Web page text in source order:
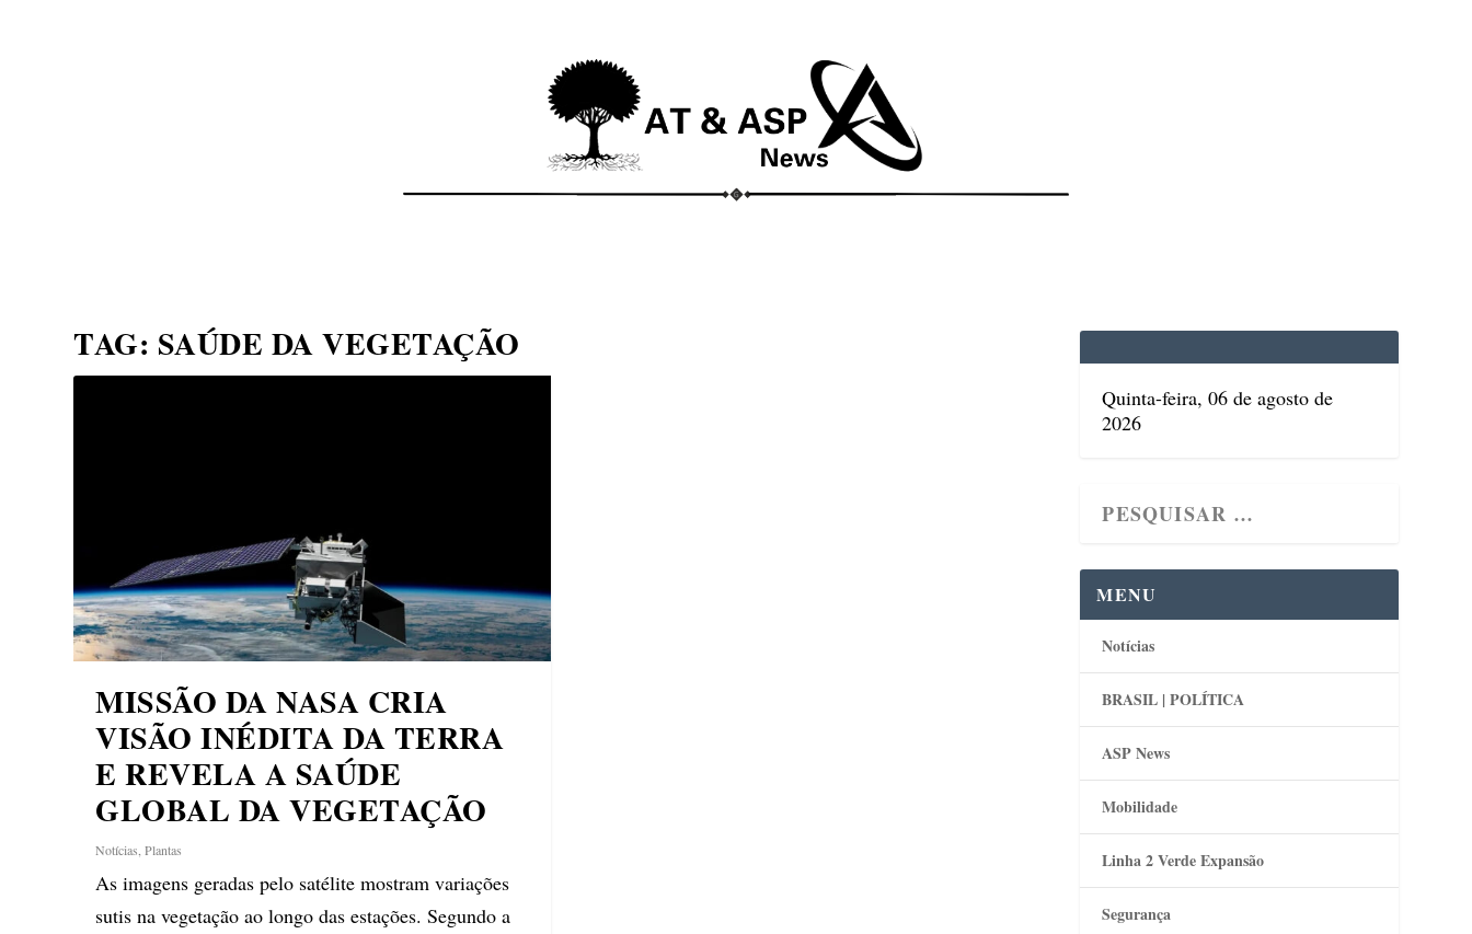
TAG: SAÚDE DA VEGETAÇÃO
MISSÃO DA NASA CRIA
VISÃO INÉDITA DA TERRA
E REVELA A SAÚDE
GLOBAL DA VEGETAÇÃO
Notícias ,Plantas
As imagens geradas pelo satélite mostram variações
sutis na vegetação ao longo das estações. Segundo a
Quinta-feira, 06 de agosto de
2026
MENU
Notícias
BRASIL | POLÍTICA
ASP News
Mobilidade
Linha 2 Verde Expansão
Segurança